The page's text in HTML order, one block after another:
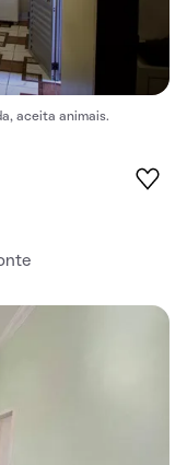
aceita animais.